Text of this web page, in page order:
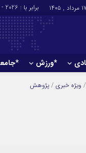
برابر با : Saturday - 8 - August - 2026
*ورزش
اخبار/ ویژه خبری / پژوهش